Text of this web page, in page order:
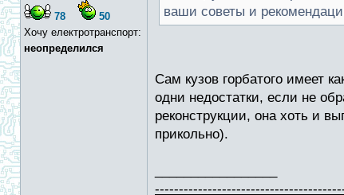
78
50
Хочу електротранспорт:
неопределился
ваши советы и
Сам кузов горбатого имеет
одни недостатки, если не
реконструкции, она хоть и
прикольно).